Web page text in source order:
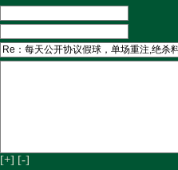
[+] [-]